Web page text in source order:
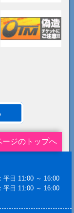
ージのトップへ
日 11:00 ～ 16:00
日 11:00 ～ 16:00